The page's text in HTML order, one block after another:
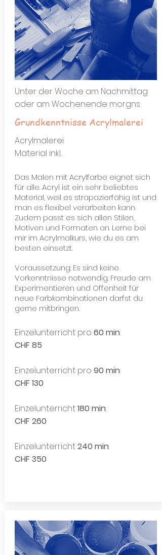
Unter der Woche am Nachmittag
oder am Wochenende morgns
Grundkenntnisse Acrylmalerei
Acrylmalerei
Material inkl.
Das Malen mit Acrylfarbe eignet sich
für alle. Acryl ist ein sehr beliebtes
Material, weil es strapazierfähig ist und
man es flexibel verarbeiten kann.
Zudem passt es sich allen Stilen,
Motiven und Formaten an. Lerne bei
mir im Acrylmalkurs, wie du es am
besten einsetzt.
Voraussetzung: Es sind keine
Vorkenntnisse notwendig. Freude am
Experimentieren und Offenheit für
neue Farbkombinationen darfst du
gerne mitbringen.
Einzelunterricht pro 60 min:
CHF 85
Einzelunterricht pro 90 min:
CHF 130
Einzelunterricht180 min:
CHF 260
Einzelunterricht240 min:
CHF 350